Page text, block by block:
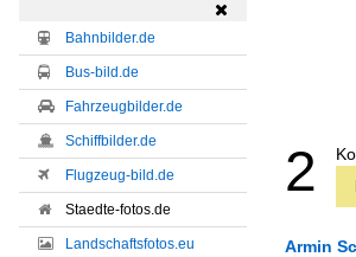

Bahnbilder.de
Bus-bild.de
Fahrzeugbilder.de
Schiffbilder.de
Flugzeug-bild.de
Staedte-fotos.de
Landschaftsfotos.eu
2
Armin